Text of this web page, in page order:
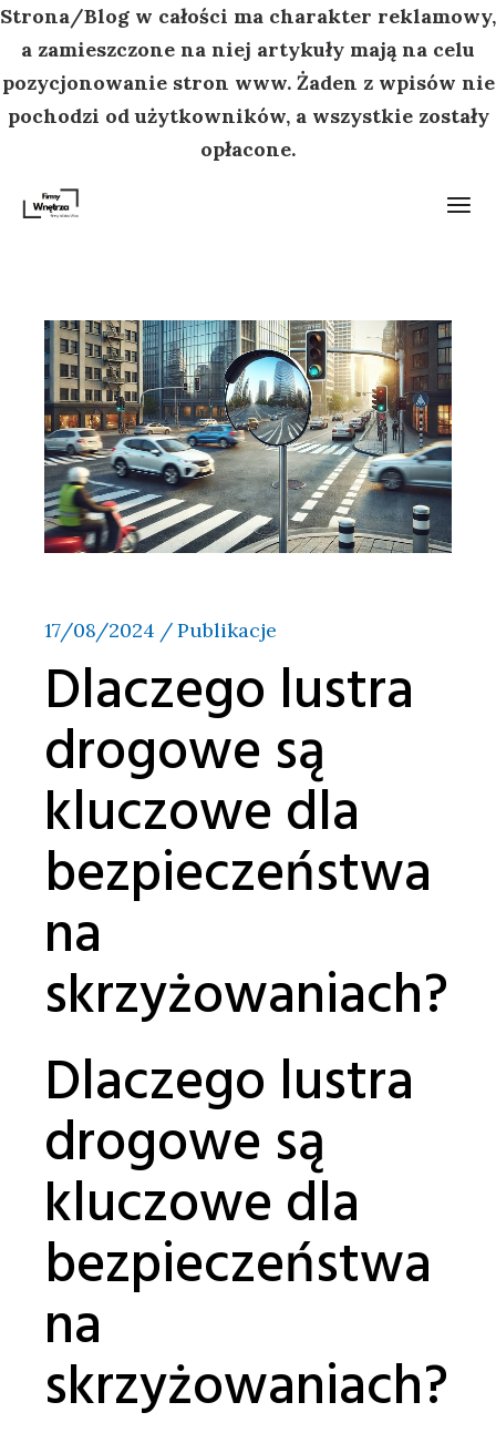
Strona/Blog w całości ma charakter reklamowy,
a zamieszczone na niej artykuły mają na celu
pozycjonowanie stron www. Żaden z wpisów nie
pochodzi od użytkowników, a wszystkie zostały
opłacone.
do
treści
17/08/2024 Publikacje
Dlaczego lustra
drogowe są
kluczowe dla
bezpieczeństwa
na
skrzyżowaniach?
Dlaczego lustra
drogowe są
kluczowe dla
bezpieczeństwa
na
skrzyżowaniach?